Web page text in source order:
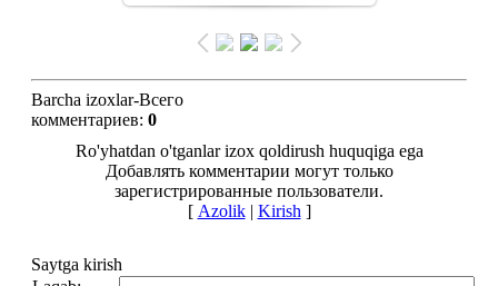
Barcha izoxlar-Всего
комментариев: 0
Ro'yhatdan o'tganlar izox qoldirush huquqiga ega
Добавлять комментарии могут только
зарегистрированные пользователи.
[ Azolik| Kirish ]
Saytga kirish